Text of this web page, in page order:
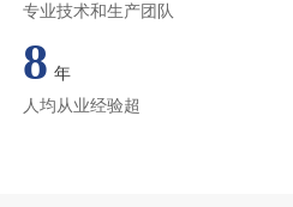
专业技术和生产团队
8 年
人均从业经验超